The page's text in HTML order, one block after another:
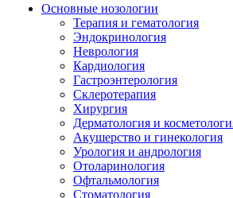
Основные нозологии
Терапия и гематология
Эндокринология
Неврология
Кардиология
Гастроэнтерология
Склеротерапия
Хирургия
Дерматология и
Акушерство и гинекология
Урология и андрология
Отоларинология
Офтальмология
Стоматология